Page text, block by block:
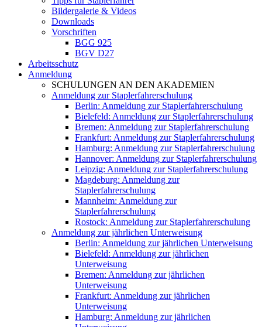
Bildergalerie & Videos
Downloads
Vorschriften
BGG 925
BGV D27
Arbeitsschutz
Anmeldung
SCHULUNGEN AN DEN AKADEMIEN
Anmeldung zur Staplerfahrerschulung
Berlin: Anmeldung zur Staplerfahrerschulung
Bielefeld: Anmeldung zur Staplerfahrerschulung
Bremen: Anmeldung zur Staplerfahrerschulung
Frankfurt: Anmeldung zur Staplerfahrerschulung
Hamburg: Anmeldung zur Staplerfahrerschulung
Hannover: Anmeldung zur Staplerfahrerschulung
Leipzig: Anmeldung zur Staplerfahrerschulung
Magdeburg: Anmeldung zur
Staplerfahrerschulung
Mannheim: Anmeldung zur
Staplerfahrerschulung
Rostock: Anmeldung zur Staplerfahrerschulung
Anmeldung zur jährlichen Unterweisung
Berlin: Anmeldung zur jährlichen Unterweisung
Bielefeld: Anmeldung zur jährlichen
Unterweisung
Bremen: Anmeldung zur jährlichen
Unterweisung
Frankfurt: Anmeldung zur jährlichen
Unterweisung
Hamburg: Anmeldung zur jährlichen